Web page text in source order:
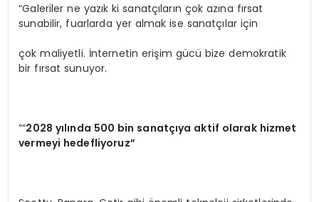
“Galeriler ne yazık ki sanatçıların çok azına fırsat
sunabilir, fuarlarda yer almak ise sanatçılar için
çok maliyetli. İnternetin erişim gücü bize demokratik
bir fırsat sunuyor.
”“2028 yılında 500 bin sanatçıya aktif olarak hizmet
vermeyi hedefliyoruz”